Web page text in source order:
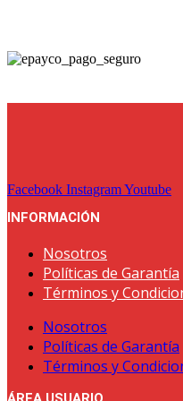
Facebook InstagramYoutube
INFORMACIÓN
Nosotros
Políticas de Garantía
Términos y
Nosotros
Políticas de Garantía
Términos y